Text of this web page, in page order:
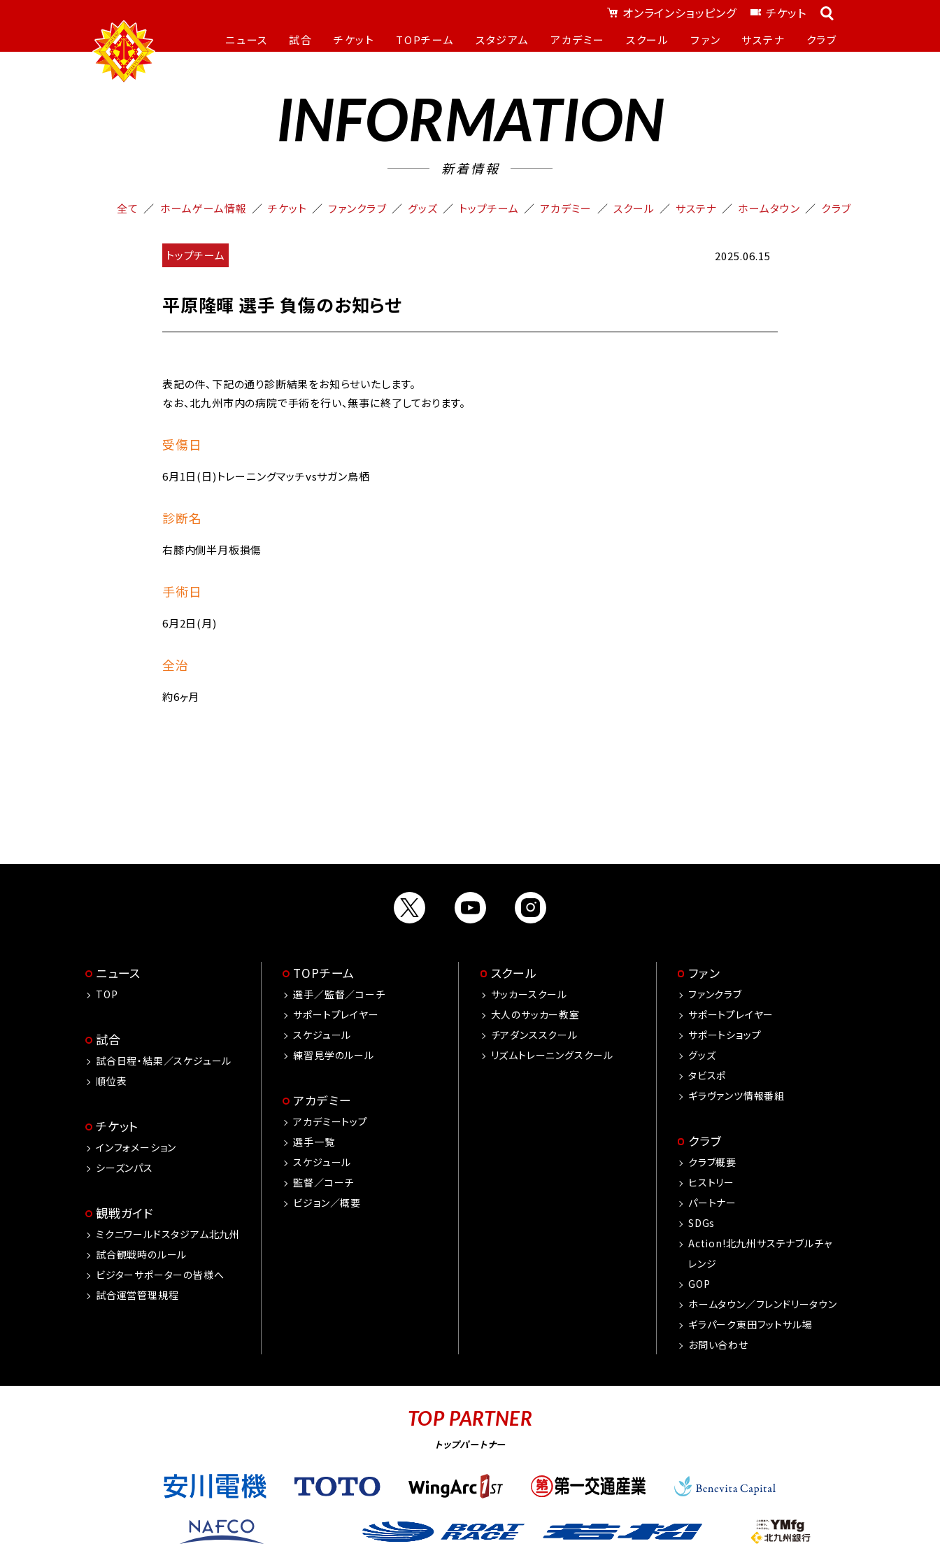
オンラインショッピング チケット
ニュース 試合 チケット TOPチーム スタジアム アカデミー スクール ファン サステナ クラブ
INFORMATION
新着情報
全て ホームゲーム情報 チケット ファンクラブ グッズ トップチーム アカデミー スクール サステナ ホームタウン クラブ
トップチーム 2025.06.15
平原隆暉 選手 負傷のお知らせ
表記の件、下記の通り診断結果をお知らせいたします。
なお、北九州市内の病院で手術を行い、無事に終了しております。
受傷日
6月1日(日)トレーニングマッチvsサガン鳥栖
診断名
右膝内側半月板損傷
手術日
6月2日(月)
全治
約6ヶ月
ニュース
TOP
試合
試合日程・結果／スケジュール
順位表
チケット
インフォメーション
シーズンパス
観戦ガイド
ミクニワールドスタジアム北九州
試合観戦時のルール
ビジターサポーターの皆様へ
試合運営管理規程
TOPチーム
選手／監督／コーチ
サポートプレイヤー
スケジュール
練習見学のルール
アカデミー
アカデミートップ
選手一覧
スケジュール
監督／コーチ
ビジョン／概要
スクール
サッカースクール
大人のサッカー教室
チアダンススクール
リズムトレーニングスクール
ファン
ファンクラブ
サポートプレイヤー
サポートショップ
グッズ
タビスポ
ギラヴァンツ情報番組
クラブ
クラブ概要
ヒストリー
パートナー
SDGs
Action!北九州サステナブルチャ
レンジ
GOP
ホームタウン／フレンドリータウン
ギラパーク東田フットサル場
お問い合わせ
TOP PARTNER
トップパートナー